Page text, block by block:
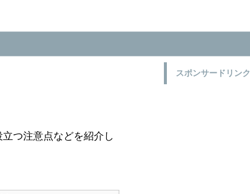
つ注意点などを紹介し
スポンサードリンク